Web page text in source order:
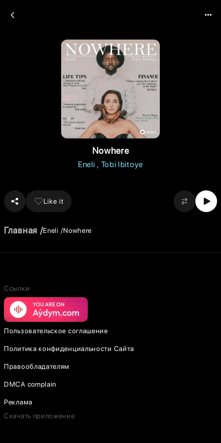
Nowhere
Eneli Tobi Ibitoye
Like it
Главная Eneli Nowhere
Ссылки
Пользовательское соглашение
Политика конфиденциальности Сайта
Правообладателям
DMCA complain
Реклама
Скачать приложение